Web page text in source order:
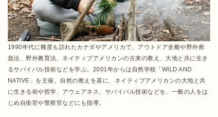
1990年代に幾度も訪れたカナダやアメリカで、アウトドア全般や野外救
急法、野外教育法、ネイティブアメリカンの古来の教え、大地と共に生き
るサバイバル技術などを学ぶ。2001年からは自然学校「 WILD AND
NATIVE 」を主催。自然の教えを基に、ネイティブアメリカンの大地と共
に生きる術や哲学、アウェアネス、サバイバル技術などを、一般の人をは
じめ自衛官や警察官などにも指導。